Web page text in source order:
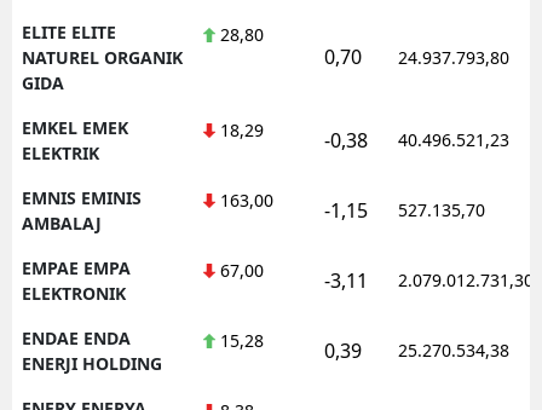
ELITE ELITE
NATUREL ORGANIK
GIDA
28,80
0,70 24.937.793,80
EMKEL EMEK
ELEKTRIK
18,29 -0,38 40.496.521,23
EMNIS EMINIS
AMBALAJ
163,00 -1,15 527.135,70
EMPAE EMPA
ELEKTRONIK
67,00 -3,11 2.079.012.731,30
ENDAE ENDA
ENERJI HOLDING
15,28 0,39 25.270.534,38